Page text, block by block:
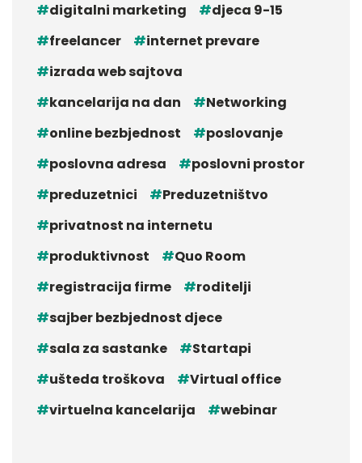
digitalni marketing
djeca 9-15
freelancer
internet prevare
izrada web sajtova
kancelarija na dan
Networking
online bezbjednost
poslovanje
poslovna adresa
poslovni prostor
preduzetnici
Preduzetništvo
privatnost na internetu
produktivnost
Quo Room
registracija firme
roditelji
sajber bezbjednost djece
sala za sastanke
Startapi
ušteda troškova
Virtual office
virtuelna kancelarija
webinar